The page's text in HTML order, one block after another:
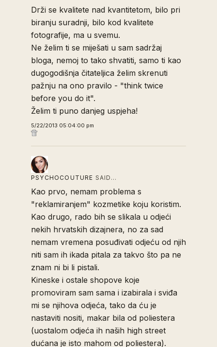
Drži se kvalitete nad kvantitetom, bilo pri
biranju suradnji, bilo kod kvalitete
fotografije, ma u svemu.
Ne želim ti se miješati u sam sadržaj
bloga, nemoj to tako shvatiti, samo ti kao
dugogodišnja čitateljica želim skrenuti
pažnju na ono pravilo - "think twice
before you do it".
Želim ti puno danjeg uspjeha!
5/22/2013 05:04:00 pm
PSYCHOCOUTURE SAID…
Kao prvo, nemam problema s
"reklamiranjem" kozmetike koju koristim.
Kao drugo, rado bih se slikala u odjeći
nekih hrvatskih dizajnera, no za sad
nemam vremena posuđivati odjeću od njih
niti sam ih ikada pitala za takvo što pa ne
znam ni bi li pistali.
Kineske i ostale shopove koje
promoviram sam sama i izabirala i sviđa
mi se njihova odjeća, tako da ću je
nastaviti nositi, makar bila od poliestera
(uostalom odjeća ih naših high street
dućana je isto mahom od poliestera).